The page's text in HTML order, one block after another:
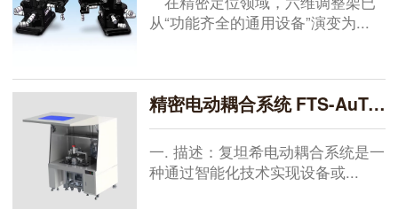
从“功能齐全的通用设备”演变为...
精密电动耦合系统 FTS-AuTo6000B
一. 描述：复坦希电动耦合系统是一
种通过智能化技术实现设备或...